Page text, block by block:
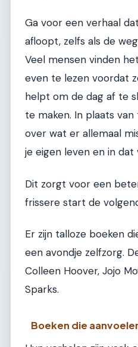
Ga voor een verhaal
afloopt, zelfs als de
Veel mensen vinden
even te lezen voordat
helpt om de dag af te
te maken. In plaats
over wat er allemaal
je eigen leven en in dat
Dit zorgt voor een
frissere start de
Er zijn talloze boeken
een avondje zelfzorg.
Colleen Hoover, Jojo
Sparks.
Boeken die